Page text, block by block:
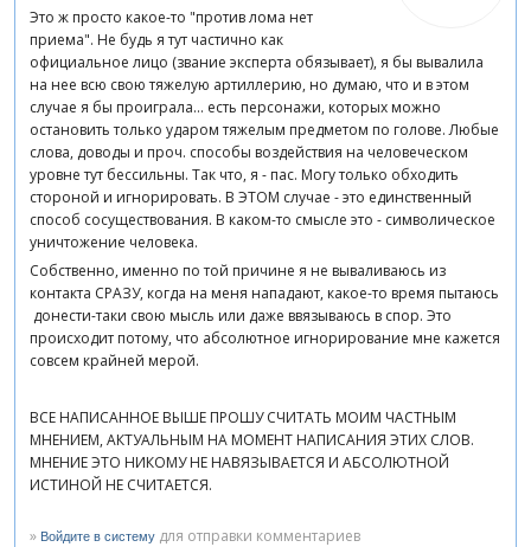
Это ж просто какое-то "против лома нет
приема". Не будь я тут частично как
официальное лицо (звание эксперта обязывает), я бы вывалила
на нее всю свою тяжелую артиллерию, но думаю, что и в этом
случае я бы проиграла... есть персонажи, которых можно
остановить только ударом тяжелым предметом по голове. Любые
слова, доводы и проч. способы воздействия на человеческом
уровне тут бессильны. Так что, я - пас. Могу только обходить
стороной и игнорировать. В ЭТОМ случае - это единственный
способ сосуществования. В каком-то смысле это - символическое
уничтожение человека.
Собственно, именно по той причине я не вываливаюсь из
контакта СРАЗУ, когда на меня нападают, какое-то время пытаюсь
донести-таки свою мысль или даже ввязываюсь в спор. Это
происходит потому, что абсолютное игнорирование мне кажется
совсем крайней мерой.
ВСЕ НАПИСАННОЕ ВЫШЕ ПРОШУ СЧИТАТЬ МОИМ ЧАСТНЫМ
МНЕНИЕМ, АКТУАЛЬНЫМ НА МОМЕНТ НАПИСАНИЯ ЭТИХ СЛОВ.
МНЕНИЕ ЭТО НИКОМУ НЕ НАВЯЗЫВАЕТСЯ И АБСОЛЮТНОЙ
ИСТИНОЙ НЕ СЧИТАЕТСЯ.
» Войдите в систему для отправки комментариев